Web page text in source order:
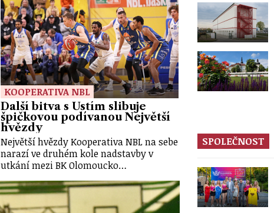
KOOPERATIVA NBL
Další bitva s Ústím slibuje
špičkovou podívanou Největší
hvězdy
Největší hvězdy Kooperativa NBL na sebe
narazí ve druhém kole nadstavby v
utkání mezi BK Olomoucko…
SPOLEČNOST